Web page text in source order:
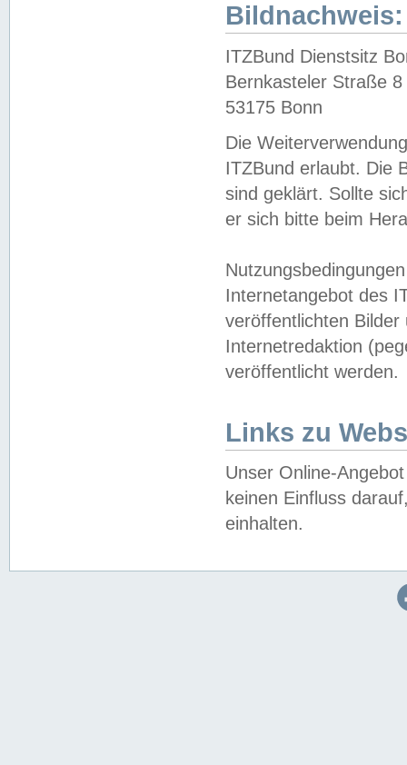
Bildnachweis:
ITZBund Dienstsitz
Bernkasteler Straße 8
53175 Bonn
Die
ITZBund erlaubt. Die
sind geklärt. Sollte
er sich bitte beim
Internetangebot des
veröffentlichten
Internetredaktion
veröffentlicht werden.
Links zu
Unser Online-
keinen Einfluss
einhalten.